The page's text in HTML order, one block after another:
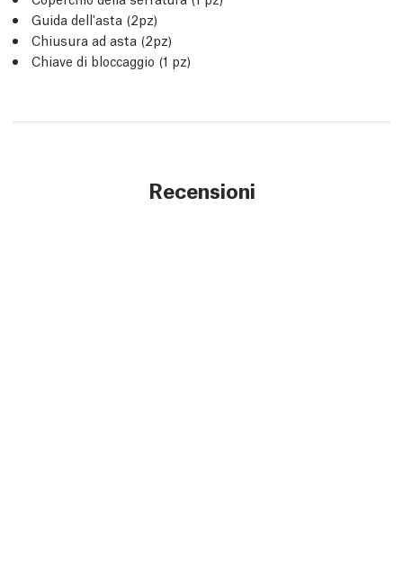
Guida dell'asta (2pz)
Chiusura ad asta (2pz)
Chiave di bloccaggio (1 pz)
Recensioni